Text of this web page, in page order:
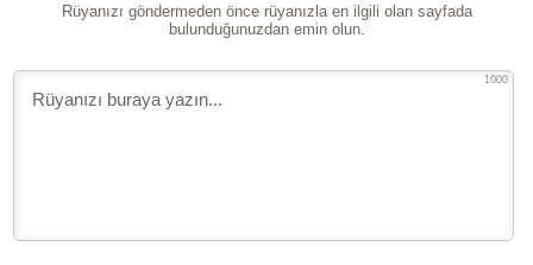
Rüyanızı göndermeden önce rüyanızla en ilgili olan sayfada
bulunduğunuzdan emin olun.
1000